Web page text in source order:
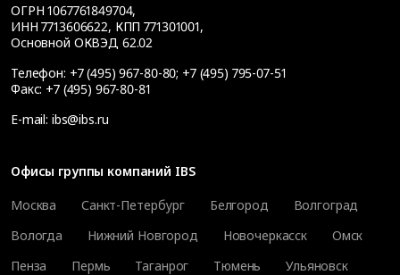
ОГРН 1067761849704,
ИНН 7713606622, КПП 771301001,
Основной ОКВЭД 62.02
Телефон: +7 (495) 967-80-80; +7 (495) 795-07-51
Факс: +7 (495) 967-80-81
E-mail: ibs@ibs.ru
Офисы группы компаний IBS
Москва
Санкт-Петербург Белгород
Волгоград
Вологда
Нижний Новгород Новочеркасск
Омск
Пенза
Пермь Таганрог Тюмень
Ульяновск